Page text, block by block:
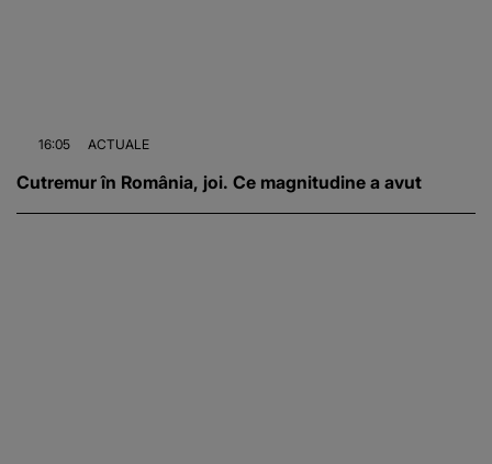
16:05 ACTUALE
Cutremur în România, joi. Ce magnitudine a avut